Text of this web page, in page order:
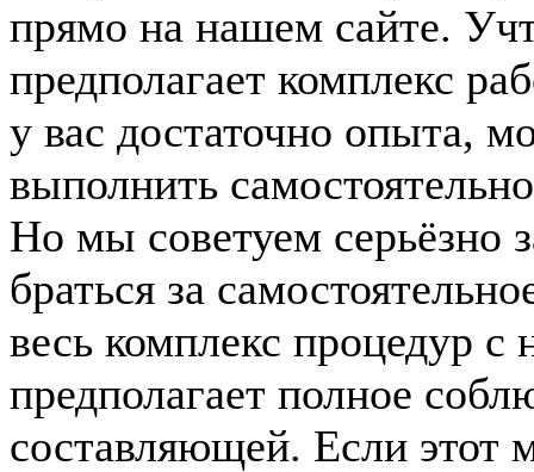
прямо на нашем сайте.
предполагает комплекс
у вас достаточно опыта,
выполнить
Но мы советуем серьёзно
браться за
весь комплекс процедур
предполагает полное
составляющей. Если этот